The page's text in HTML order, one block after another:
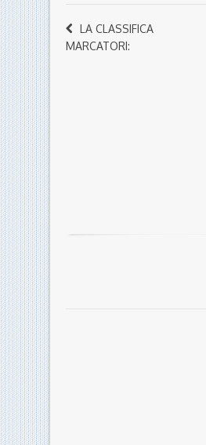
LA CLASSIFICA
MARCATORI: